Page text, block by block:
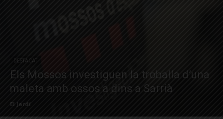
DESTACAT
Els Mossos investiguen la troballa d’una
maleta amb ossos a dins a Sarrià
El Jardí